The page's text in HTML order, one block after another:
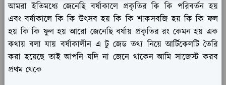
আমরা ইতিমধ্যে জেনেছি বর্ষাকালে প্রকৃতির কি কি পরিবর্তন হয়
এবং বর্ষাকালে কি কি উৎসব হয় কি কি শাকসবজি হয় কি কি ফল
হয় কি কি ফুল হয় আরো জেনেছি বর্ষায় প্রকৃতির রং কেমন হয় এক
কথায় বলা যায় বর্ষাকালীন এ টু জেড তথ্য নিয়ে আর্টিকেলটি তৈরি
করা হয়েছে তাই আপনি যদি না জেনে থাকেন আমি সাজেস্ট করব
প্রথম থেকে